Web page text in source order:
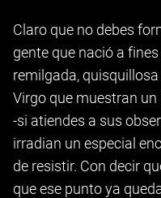
Claro que no debes
gente que nació a
remilgada,
Virgo que muestran
-si atiendes a sus
irradian un especial
de resistir. Con decir
que ese punto ya